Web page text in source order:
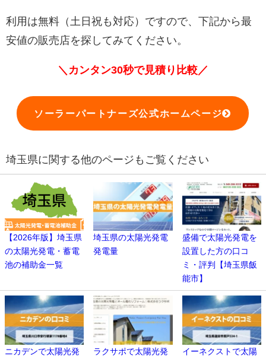
利用は無料（土日祝も対応）ですので、下記から最
安値の販売店を探してみてください。
＼カンタン30秒で見積り比較／
ソーラーパートナーズ公式ホームページ
埼玉県に関する他のページもご覧ください
【2026年版】埼玉県
の太陽光発電・蓄電
池の補助金一覧
埼玉県の太陽光発電
発電量
盛備で太陽光発電を
設置した方の口コ
ミ・評判【埼玉県飯
能市】
ニカデンで太陽光発
ラクサポで太陽光発
イーネクストで太陽